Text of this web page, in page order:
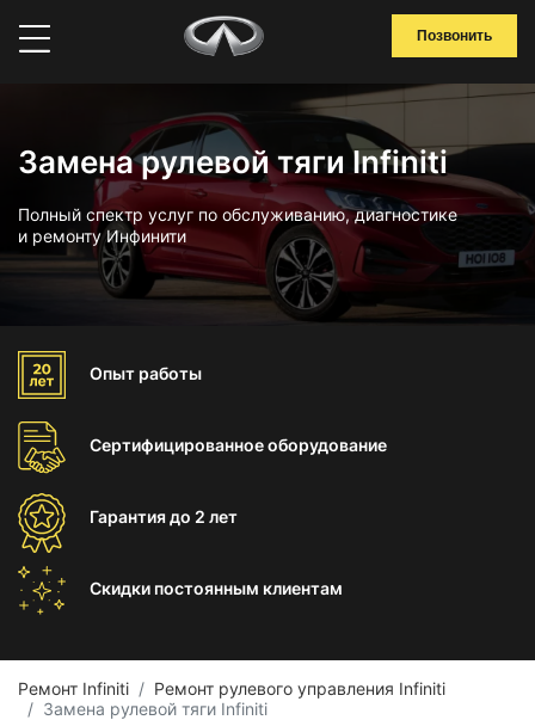
Позвонить
Замена рулевой тяги Infiniti
Полный спектр услуг по обслуживанию, диагностике
и ремонту Инфинити
Опыт работы
Сертифицированноеоборудование
Гарантиядо 2 лет
Скидки постоянным клиентам
Ремонт Infiniti
Ремонт рулевого управления Infiniti
Замена рулевой тяги Infiniti